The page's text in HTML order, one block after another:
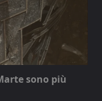
sono più